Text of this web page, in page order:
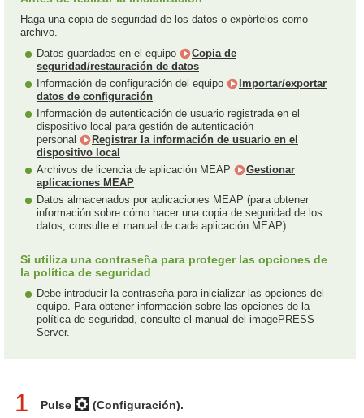
Haga una copia de seguridad de los datos o expórtelos como
archivo.
Datos guardados en el equipo
Copia de
seguridad/restauración de datos
Información de configuración del equipo
Importar/exportar
datos de configuración
Información de autenticación de usuario registrada en el
dispositivo local para gestión de autenticación
personal
Registrar la información de usuario en el
dispositivo local
Archivos de licencia de aplicación MEAP
Gestionar
aplicaciones MEAP
Datos almacenados por aplicaciones MEAP (para obtener
información sobre cómo hacer una copia de seguridad de los
datos, consulte el manual de cada aplicación MEAP).
Si utiliza una contraseña para proteger las opciones de
la política de seguridad
Debe introducir la contraseña para inicializar las opciones del
equipo. Para obtener información sobre las opciones de la
política de seguridad, consulte el manual del imagePRESS
Server.
1 Pulse (Configuración).